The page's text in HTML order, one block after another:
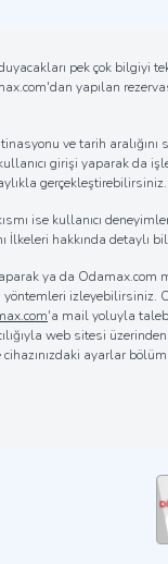
pek çok bilgiyi
yapılan
ve tarih aralığını
girişi yaparak da
gerçekleştirebilirsiniz.
ise kullanıcı
hakkında detaylı
ya da Odamax.com
izleyebilirsiniz.
'a mail yoluyla
web sitesi
ayarlar